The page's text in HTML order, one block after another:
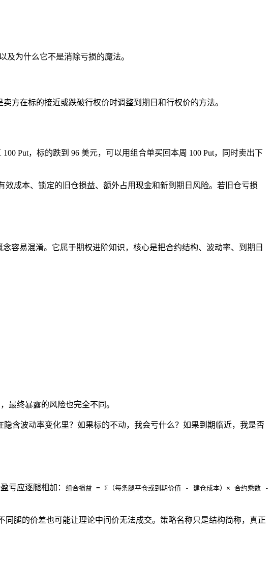
为什么它不是消除亏损的魔法。
卖方在标的接近或跌破行权价时调整到期日和行权价的方法。
Put，标的跌到 96 美元，可以用组合单买回本周 100 Put，同时卖出下
效成本、锁定的旧仓损益、额外占用现金和新到期日风险。若旧仓亏损
容易混淆。它属于期权进阶知识，核心是把合约结构、波动率、到期日
最终暴露的风险也完全不同。
隐含波动率变化里？如果标的不动，我会亏什么？如果到期临近，我是否
亏应逐腿相加： 组合损益 = Σ（每条腿平仓或到期价值 - 建仓成本）× 合约乘数 -
腿的价差也可能让理论中间价无法成交。策略名称只是结构简称，真正